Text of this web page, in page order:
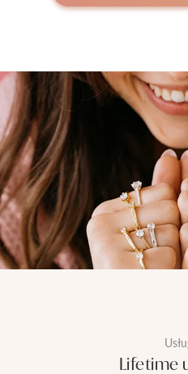
Lifetime